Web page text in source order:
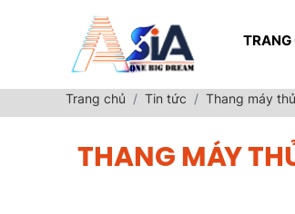
TRANG
Trang chủ Tin tức Thang máy
THANG MÁY